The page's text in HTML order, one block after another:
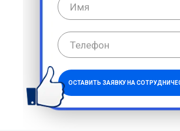
ОСТАВИТЬ ЗАЯВКУ НА